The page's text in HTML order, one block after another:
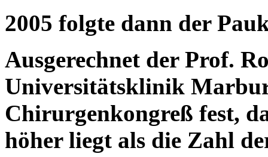
2005 folgte dann der
Ausgerechnet der Prof.
Universitätsklinik
Chirurgenkongreß fest,
höher liegt als die Zahl